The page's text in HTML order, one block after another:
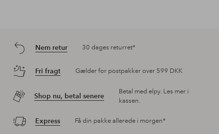
Nem retur 30 dages returret*
Fri fragt Gælder for postpakker over 599 DKK
Shop nu, betal senere
Betal med elpy. Les mer i
kassen.
Express Få din pakke allerede i morgen*